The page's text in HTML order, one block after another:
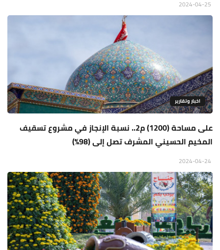
اخبار وتقارير
على مساحة (1200) م2.. نسبة الإنجاز في مشروع تسقيف
المخيم الحسيني المشرف تصل إلى (98%)